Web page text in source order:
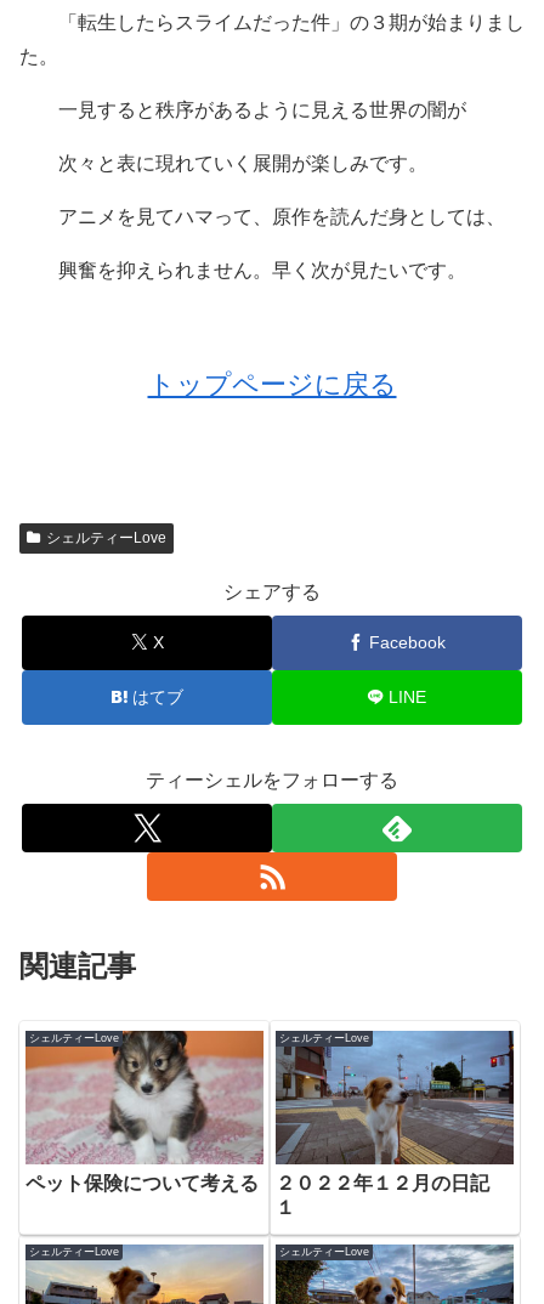
「転生したらスライムだった件」の３期が始まりまし
た。
一見すると秩序があるように見える世界の闇が
次々と表に現れていく展開が楽しみです。
アニメを見てハマって、原作を読んだ身としては、
興奮を抑えられません。早く次が見たいです。
トップページに戻る
シェルティーLove
シェアする
X Facebook
はてブ LINE
ティーシェルをフォローする
関連記事
シェルティーLove
ペット保険について考える
シェルティーLove
２０２２年１２月の日記
１
シェルティーLove シェルティーLove